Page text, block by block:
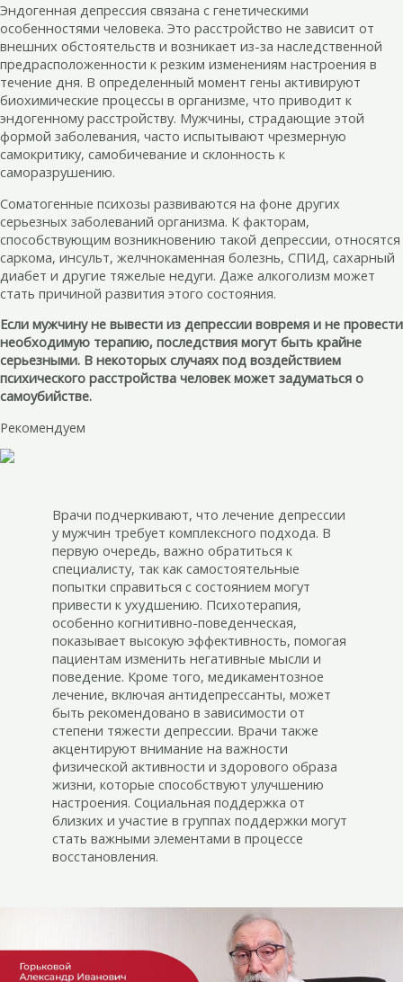
Эндогенная депрессия связана с генетическими
особенностями человека. Это расстройство не зависит от
внешних обстоятельств и возникает из-за наследственной
предрасположенности к резким изменениям настроения в
течение дня. В определенный момент гены активируют
биохимические процессы в организме, что приводит к
эндогенному расстройству. Мужчины, страдающие этой
формой заболевания, часто испытывают чрезмерную
самокритику, самобичевание и склонность к
саморазрушению.
Соматогенные психозы развиваются на фоне других
серьезных заболеваний организма. К факторам,
способствующим возникновению такой депрессии, относятся
саркома, инсульт, желчнокаменная болезнь, СПИД, сахарный
диабет и другие тяжелые недуги. Даже алкоголизм может
стать причиной развития этого состояния.
Если мужчину не вывести из депрессии вовремя и не провести
необходимую терапию, последствия могут быть крайне
серьезными. В некоторых случаях под воздействием
психического расстройства человек может задуматься о
самоубийстве.
Рекомендуем
Врачи подчеркивают, что лечение депрессии
у мужчин требует комплексного подхода. В
первую очередь, важно обратиться к
специалисту, так как самостоятельные
попытки справиться с состоянием могут
привести к ухудшению. Психотерапия,
особенно когнитивно-поведенческая,
показывает высокую эффективность, помогая
пациентам изменить негативные мысли и
поведение. Кроме того, медикаментозное
лечение, включая антидепрессанты, может
быть рекомендовано в зависимости от
степени тяжести депрессии. Врачи также
акцентируют внимание на важности
физической активности и здорового образа
жизни, которые способствуют улучшению
настроения. Социальная поддержка от
близких и участие в группах поддержки могут
стать важными элементами в процессе
восстановления.